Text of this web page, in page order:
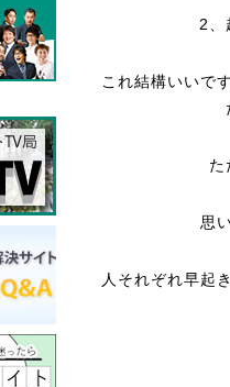
2、
これ結構いいで
た
思
人それぞれ早起